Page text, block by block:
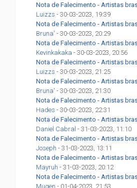
Nota de Falecimento - Artistas
Luizzs - 30-03-2023, 19:39
Nota de Falecimento - Artistas
Bruna' - 30-03-2023, 20:29
Nota de Falecimento - Artistas
Kevinkakaka - 30-03-2023, 20:56
Nota de Falecimento - Artistas
Luizzs - 30-03-2023, 21:25
Nota de Falecimento - Artistas
Bruna' - 30-03-2023, 21:30
Nota de Falecimento - Artistas
Hades - 30-03-2023, 22:31
Nota de Falecimento - Artistas
Daniel Cabral - 31-03-2023, 11:10
Nota de Falecimento - Artistas
Joseph - 31-03-2023, 13:11
Nota de Falecimento - Artistas
Mayruh - 31-03-2023, 20:12
Nota de Falecimento - Artistas
Mugen - 01-04-2023, 21:53